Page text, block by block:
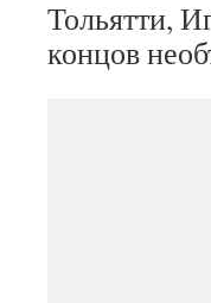
Тольятти,
концов